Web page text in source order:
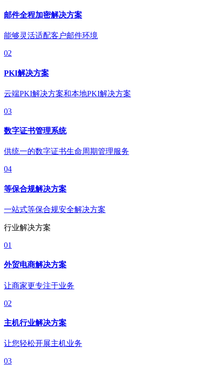
邮件全程加密解决方案
能够灵活适配客户邮件环境
02
PKI解决方案
云端PKI解决方案和本地PKI解决方案
03
数字证书管理系统
供统一的数字证书生命周期管理服务
04
等保合规解决方案
一站式等保合规安全解决方案
行业解决方案
01
外贸电商解决方案
让商家更专注于业务
02
主机行业解决方案
让您轻松开展主机业务
03